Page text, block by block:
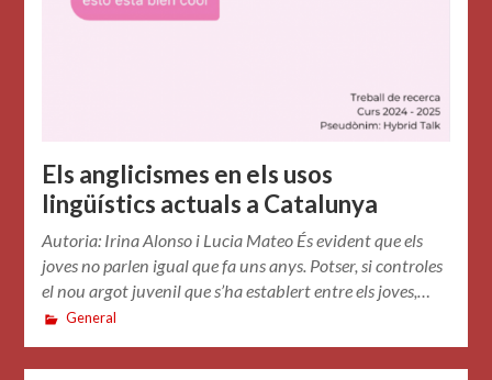
Els anglicismes en els usos
lingüístics actuals a Catalunya
Autoria: Irina Alonso i Lucia Mateo És evident que els
joves no parlen igual que fa uns anys. Potser, si controles
el nou argot juvenil que s’ha establert entre els joves,…
General